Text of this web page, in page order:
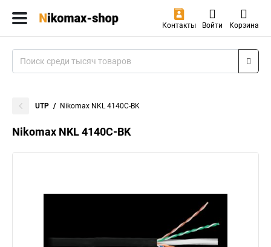
Контакты Войти Корзина
UTP Nikomax NKL 4140C-BK
Nikomax NKL 4140C-BK